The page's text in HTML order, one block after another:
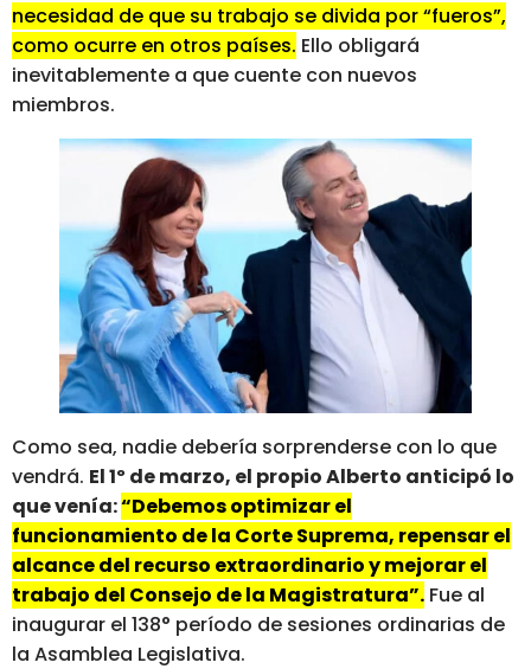
necesidad de que su trabajo se divida por “fueros”,
como ocurre en otros países. Ello obligará
inevitablemente a que cuente con nuevos
miembros.
Como sea, nadie debería sorprenderse con lo que
vendrá. El 1º de marzo, el propio Alberto anticipó lo
que venía:“Debemos optimizar el
funcionamiento de la Corte Suprema, repensar el
alcance del recurso extraordinario y mejorar el
trabajo del Consejo de la Magistratura”. Fue al
inaugurar el 138° período de sesiones ordinarias de
la Asamblea Legislativa.